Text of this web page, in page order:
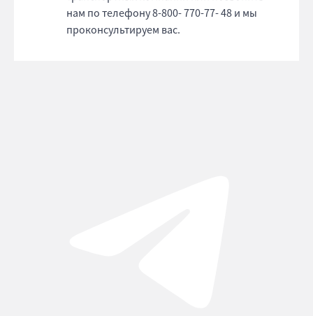
нам по телефону 8-800- 770-77- 48 и мы
проконсультируем вас.